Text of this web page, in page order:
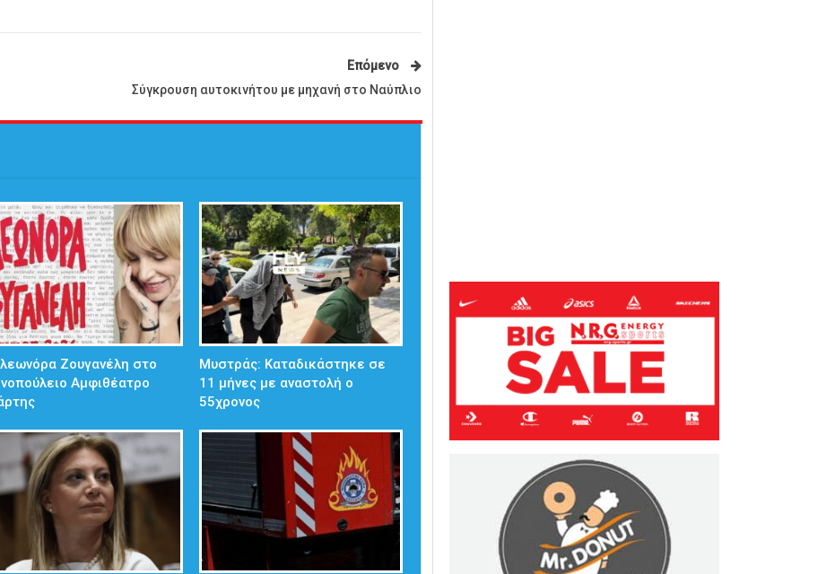
Επόμενο
Σύγκρουση αυτοκινήτου με μηχανή στο Ναύπλιο
Ζουγανέλη στο
Αμφιθέατρο
Μυστράς: Καταδικάστηκε σε
11 μήνες με αναστολή ο
55χρονος